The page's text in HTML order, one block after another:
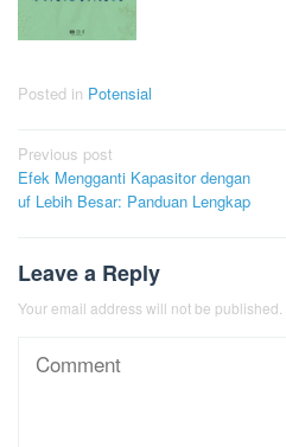
Posted in Potensial
Post
navigation
Previous post
Efek Mengganti Kapasitor dengan
uf Lebih Besar: Panduan Lengkap
Leave a Reply
Your email address will not be published.